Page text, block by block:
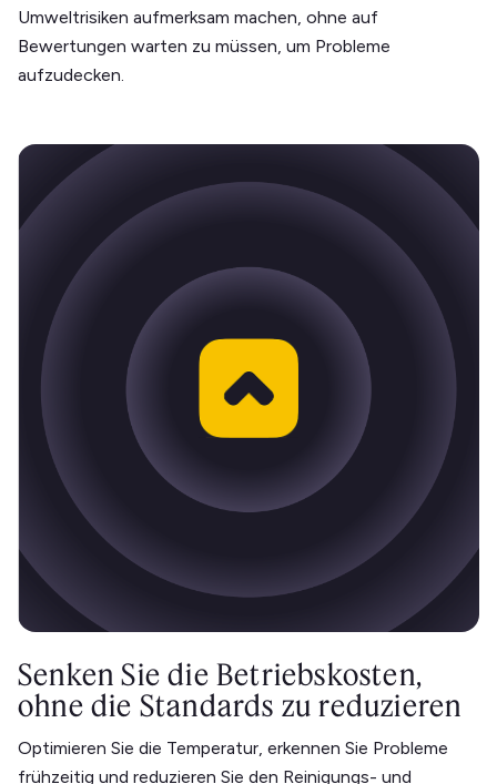
Umweltrisiken aufmerksam machen, ohne auf
Bewertungen warten zu müssen, um Probleme
aufzudecken.
Senken Sie die Betriebskosten,
ohne die Standards zu reduzieren
Optimieren Sie die Temperatur, erkennen Sie Probleme
frühzeitig und reduzieren Sie den Reinigungs- und